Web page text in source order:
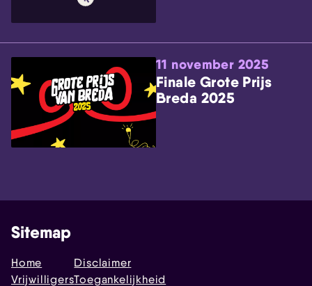
11 november 2025
Finale Grote Prijs
Breda 2025
Sitemap
Home
Vrijwilligers
Disclaimer
Toegankelijkheid